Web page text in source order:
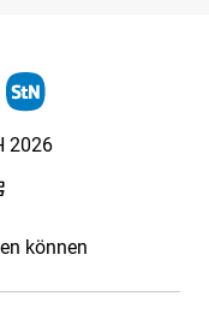
2026
können